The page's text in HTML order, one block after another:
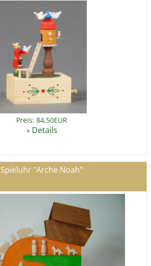
Preis: 84,50EUR
» Details
Spieluhr "Arche Noah"